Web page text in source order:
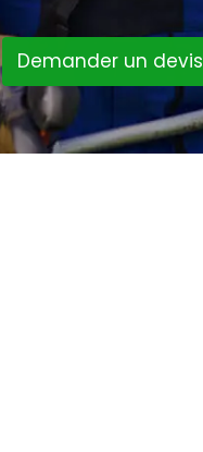
Demander un devis